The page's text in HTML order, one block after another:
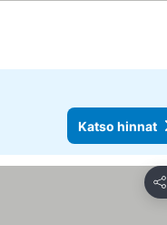
Katso hinnat
Jaa